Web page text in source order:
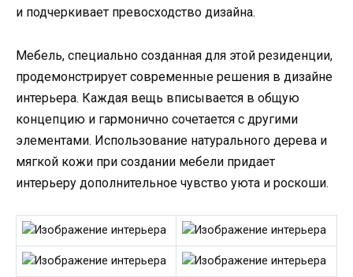
и подчеркивает превосходство дизайна.
Мебель, специально созданная для этой резиденции,
продемонстрирует современные решения в дизайне
интерьера. Каждая вещь вписывается в общую
концепцию и гармонично сочетается с другими
элементами. Использование натурального дерева и
мягкой кожи при создании мебели придает
интерьеру дополнительное чувство уюта и роскоши.